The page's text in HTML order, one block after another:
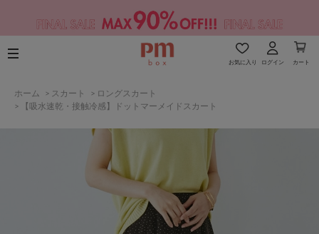
お気に入り ログイン カート
ホーム > スカート > ロングスカート
>
【吸水速乾・接触冷感】ドットマーメイドスカート